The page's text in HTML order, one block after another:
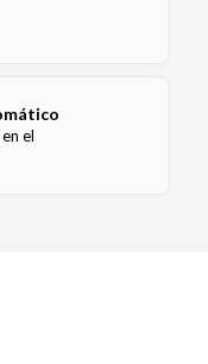
el